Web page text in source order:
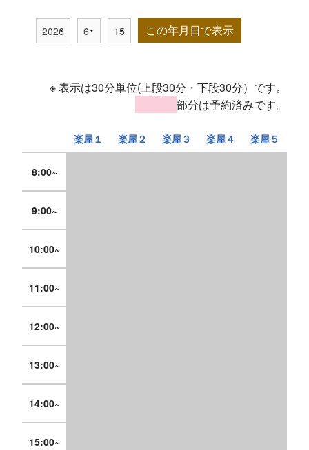
この年月日で表示
※ 表示は30分単位(上段30分・下段30分）です。
部分は予約済みです。
楽屋１ 楽屋２ 楽屋３ 楽屋４ 楽屋５
8:00~
9:00~
10:00~
11:00~
12:00~
13:00~
14:00~
15:00~